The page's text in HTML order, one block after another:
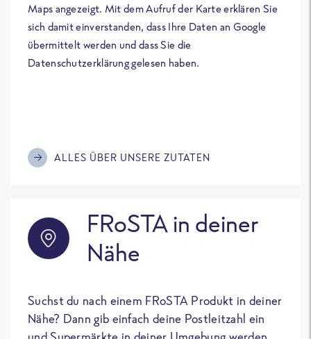
Maps angezeigt. Mit dem Aufruf der Karte erklären Sie
sich damit einverstanden, dass Ihre Daten an Google
übermittelt werden und dass Sie die
Datenschutzerklärung gelesen haben.
ALLES ÜBER UNSERE ZUTATEN
FRoSTA in deiner
Nähe
Suchst du nach einem FRoSTA Produkt in deiner
Nähe? Dann gib einfach deine Postleitzahl ein